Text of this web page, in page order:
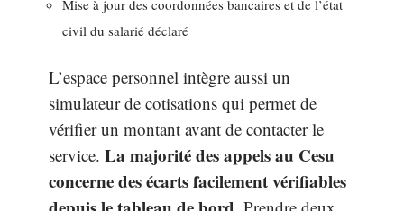
Mise à jour des coordonnées bancaires et de l’état
civil du salarié déclaré
L’espace personnel intègre aussi un
simulateur de cotisations qui permet de
vérifier un montant avant de contacter le
service. La majorité des appels au Cesu
concerne des écarts facilement vérifiables